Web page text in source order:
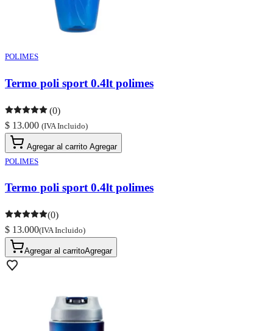
POLIMES
Termo poli sport 0.4lt polimes
(0)
$ 13.000 (IVA Incluido)
Agregar al carrito Agregar
POLIMES
Termo poli sport 0.4lt polimes
(0)
$ 13.000(IVA Incluido)
Agregar al carritoAgregar